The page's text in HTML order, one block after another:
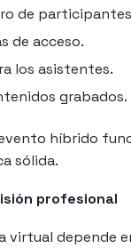
de
de acceso.
los asistentes.
grabados.
híbrido
sólida.
profesional
virtual depende